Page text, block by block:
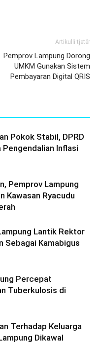
Artikulli tjetër
Pemprov Lampung Dorong
UMKM Gunakan Sistem
Pembayaran Digital QRIS
Pokok Stabil, DPRD
Pengendalian Inflasi
Pemprov Lampung
Kawasan Ryacudu
Lantik Rektor
Sebagai Kamabigus
Percepat
Tuberkulosis di
Terhadap Keluarga
Dikawal